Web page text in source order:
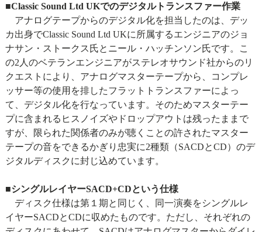
■Classic Sound Ltd UKでのデジタルトランスファー作業
アナログテープからのデジタル化を担当したのは、デッ
カ出身でClassic Sound Ltd UKに所属するエンジニアのジョ
ナサン・ストークス氏とニール・ハッチンソン氏です。こ
の2人のベテランエンジニアがステレオサウンド社からのリ
クエストにより、アナログマスターテープから、コンプレ
ッサー等の使用を排したフラットトランスファーによっ
て、デジタル化を行なっています。そのためマスターテー
プに含まれるヒスノイズやドロップアウトは残ったままで
すが、限られた関係者のみが聴くことの許されたマスター
テープの音をできるかぎり忠実に2種類（SACDとCD）のデ
ジタルディスクに封じ込めています。
■シングルレイヤーSACD+CDという仕様
ディスク仕様は第１期と同じく、同一演奏をシングルレ
イヤーSACDとCDに収めたものです。ただし、それぞれの